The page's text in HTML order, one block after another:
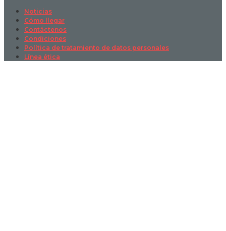
Noticias
Cómo llegar
Contáctenos
Condiciones
Política de tratamiento de datos personales
Línea ética